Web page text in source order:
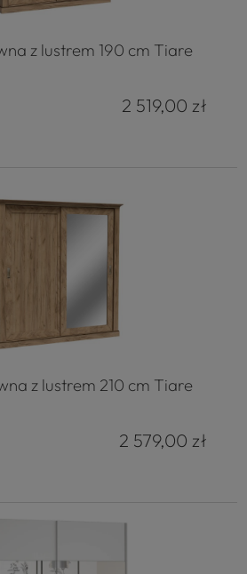
z lustrem 190 cm Tiare
2 519,00 zł
z lustrem 210 cm Tiare
2 579,00 zł